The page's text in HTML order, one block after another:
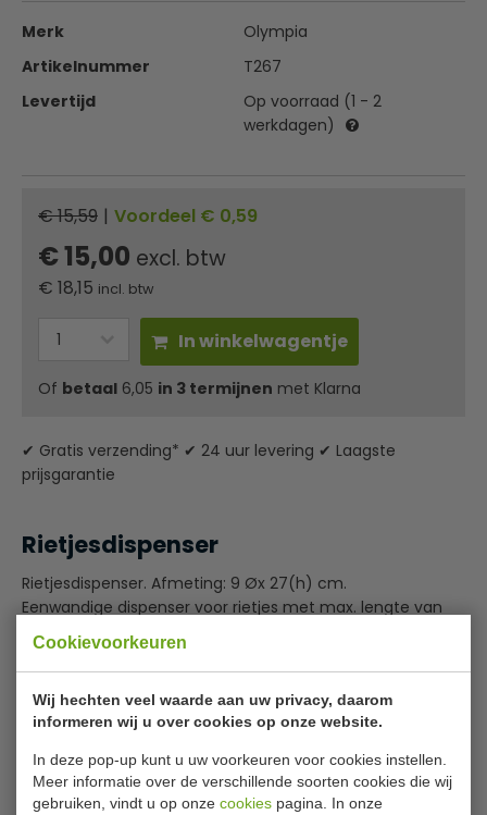
Cookievoorkeuren
Wij hechten veel waarde aan uw privacy, daarom
informeren wij u over cookies op onze website.
In deze pop-up kunt u uw voorkeuren voor cookies instellen.
Meer informatie over de verschillende soorten cookies die wij
gebruiken, vindt u op onze cookies pagina. In onze
Merk
Olympia
Artikelnummer
T267
Levertijd
Op voorraad (1 - 2
werkdagen)
€ 15,59 | Voordeel € 0,59
€ 15,00 excl. btw
€ 18,15 incl. btw
In winkelwagentje
Of betaal 6,05 in 3 termijnen met Klarna
✔ Gratis verzending* ✔ 24 uur levering ✔ Laagste
prijsgarantie
Rietjesdispenser
Rietjesdispenser. Afmeting: 9 Øx 27(h) cm.
Eenwandige dispenser voor rietjes met max. lengte van
21,5cm
Specificaties
Model
T267
Afmetingen H x Ø
27 x 9 cm
Materiaal
Kunststof